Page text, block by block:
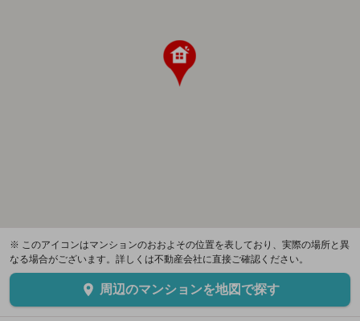
※ このアイコンはマンションのおおよその位置を表しており、実際の場所と異
なる場合がございます。詳しくは不動産会社に直接ご確認ください。
周辺のマンションを地図で探す